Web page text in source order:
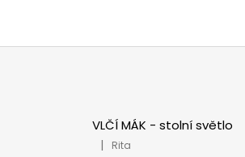
VLČÍ MÁK - stolní světlo
Hodnocení produktu je 5 z
| Rita